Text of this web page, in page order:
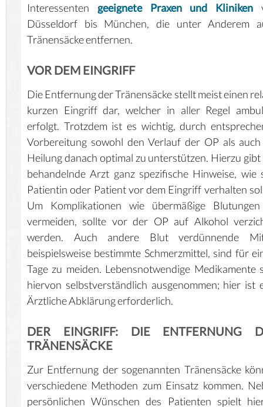
Interessenten geeignete Praxen und Kliniken
Düsseldorf bis München, die unter Anderem
Tränensäcke entfernen.
VOR DEM EINGRIFF
Die Entfernung der Tränensäcke stellt meist einen
kurzen Eingriff dar, welcher in aller Regel
erfolgt. Trotzdem ist es wichtig, durch
Vorbereitung sowohl den Verlauf der OP als
Heilung danach optimal zu unterstützen. Hierzu
behandelnde Arzt ganz spezifische Hinweise, wie
Patientin oder Patient vor dem Eingriff verhalten
Um Komplikationen wie übermäßige
vermeiden, sollte vor der OP auf Alkohol
werden. Auch andere Blut verdünnende
beispielsweise bestimmte Schmerzmittel, sind für
Tage zu meiden. Lebensnotwendige Medikamente
hiervon selbstverständlich ausgenommen; hier ist
Ärztliche Abklärung erforderlich.
DER EINGRIFF: DIE ENTFERNUNG
TRÄNENSÄCKE
Zur Entfernung der sogenannten Tränensäcke
verschiedene Methoden zum Einsatz kommen.
persönlichen Wünschen des Patienten spielt